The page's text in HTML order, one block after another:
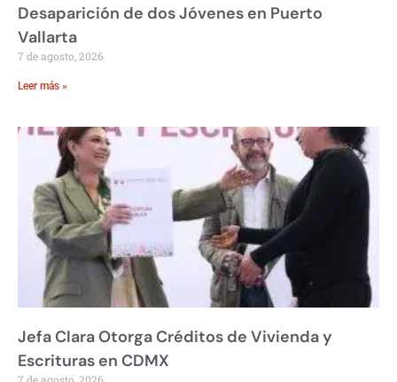
Desaparición de dos Jóvenes en Puerto
Vallarta
7 de agosto, 2026
Leer más »
Jefa Clara Otorga Créditos de Vivienda y
Escrituras en CDMX